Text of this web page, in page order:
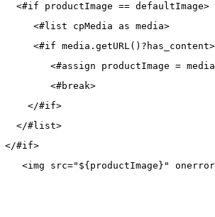
<#if productImage == defaultImage>
<#list cpMedia as media>
<#if
<#assign productImage =
<#break>
</#if>
</#list>
</#if>
<img src="${productImage}"